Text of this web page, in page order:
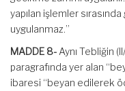
yapılan işlemler
uygulanmaz.”
MADDE 8- Aynı Tebliğin
paragrafında yer alan
ibaresi “beyan edilerek